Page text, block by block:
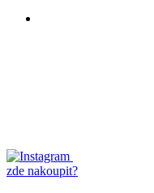
zde nakoupit?